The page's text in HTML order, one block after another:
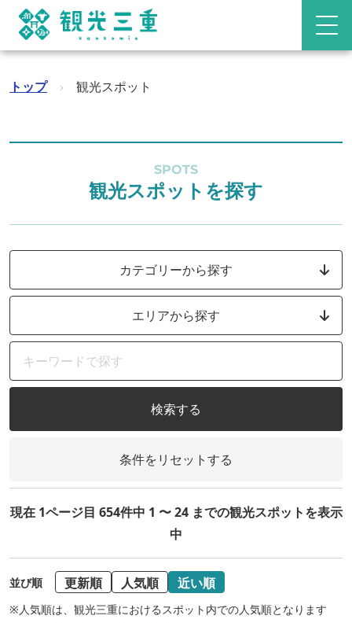
トップ › 観光スポット
SPOTS
観光スポットを探す
カテゴリーから探す
エリアから探す
検索する
条件をリセットする
現在 1ページ目 654件中 1 〜 24 までの観光スポットを表示
中
並び順 更新順 人気順 近い順
※人気順は、観光三重におけるスポット内での人気順となります